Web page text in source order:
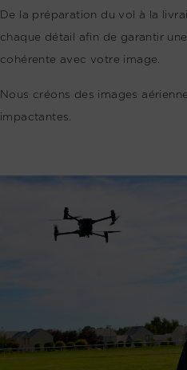
De la préparation du vol à la
chaque détail afin de garantir
cohérente avec votre image.
Nous créons des images
impactantes.